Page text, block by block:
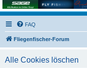
FAQ
Fliegenfischer-Forum
Alle Cookies löschen